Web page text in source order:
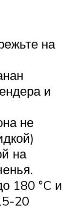
на
и
не
на
180 °C и
20